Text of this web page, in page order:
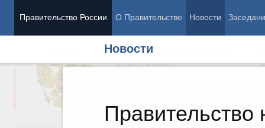
Правительство России О Правительстве Новости
Новости
Председатель Правительства
Вице-премьеры